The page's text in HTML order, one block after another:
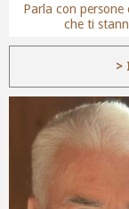
Parla con persone
che ti
>